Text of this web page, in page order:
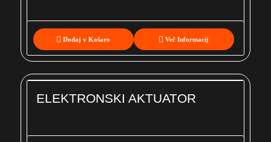
Dodaj v Košaro Več Informacij
ELEKTRONSKI AKTUATOR